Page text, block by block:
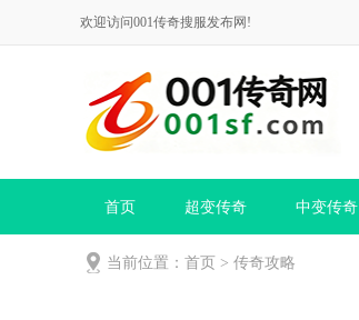
欢迎访问001传奇搜服发布网!
首页 超变传奇 中变传奇
当前位置： 首页 > 传奇攻略